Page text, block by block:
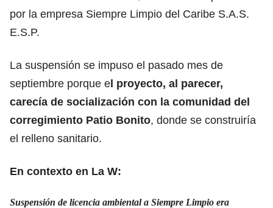
por la empresa Siempre Limpio del Caribe S.A.S.
E.S.P.
La suspensión se impuso el pasado mes de
septiembre porque el proyecto, al parecer,
carecía de socialización con la comunidad del
corregimiento Patio Bonito, donde se construiría
el relleno sanitario.
En contexto en La W:
Suspensión de licencia ambiental a Siempre Limpio era